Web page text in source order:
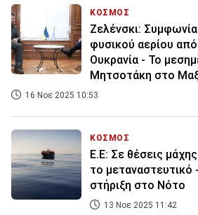
ΚΟΣΜΟΣ
Ζελένσκι:
φυσικού αερίου
Ουκρανία - Το
Μητσοτάκη στο
16 Νοε 2025 10:53
ΚΟΣΜΟΣ
Ε.Ε: Σε θέσεις
το μεταναστευτικό
στήριξη στο Nότο
13 Νοε 2025 11:42